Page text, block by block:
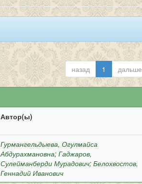
назад 1 дальше
Автор(ы)
Гурмангельдыева, Огулмайса
Абдурахмановна;Гаджаров,
Сулейманберди Мурадович;Белохвостов,
Геннадий Иванович